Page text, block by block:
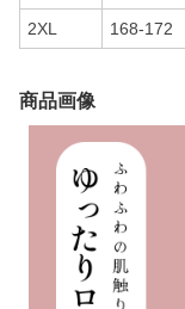
2XL 168-172
商品画像